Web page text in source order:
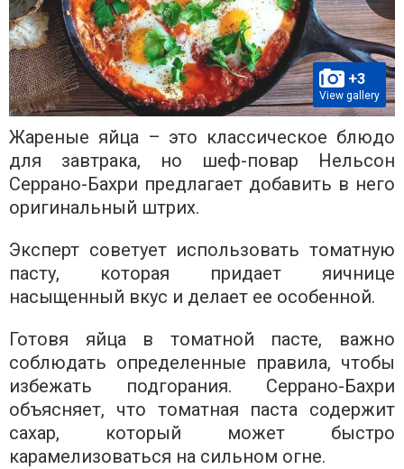
+3
View gallery
Жареные яйца – это классическое блюдо
для завтрака, но шеф-повар Нельсон
Серрано-Бахри предлагает добавить в него
оригинальный штрих.
Эксперт советует использовать томатную
пасту, которая придает яичнице
насыщенный вкус и делает ее особенной.
Готовя яйца в томатной пасте, важно
соблюдать определенные правила, чтобы
избежать подгорания. Серрано-Бахри
объясняет, что томатная паста содержит
сахар, который может быстро
карамелизоваться на сильном огне.